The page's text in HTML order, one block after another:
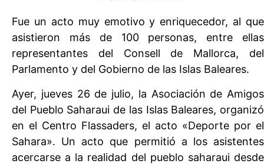
Fue un acto muy emotivo y enriquecedor, al que
asistieron más de 100 personas, entre ellas
representantes del Consell de Mallorca, del
Parlamento y del Gobierno de las Islas Baleares.
Ayer, jueves 26 de julio, la Asociación de Amigos
del Pueblo Saharaui de las Islas Baleares, organizó
en el Centro Flassaders, el acto «Deporte por el
Sahara». Un acto que permitió a los asistentes
acercarse a la realidad del pueblo saharaui desde